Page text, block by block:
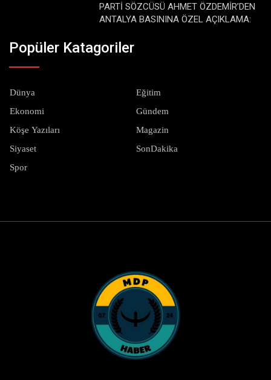
PARTİ SÖZCÜSÜ AHMET ÖZDEMİR’DEN
ANTALYA BASININA ÖZEL AÇIKLAMA:
Popüler Katagoriler
Dünya Eğitim
Ekonomi Gündem
Köşe Yazıları Magazin
Siyaset SonDakika
Spor